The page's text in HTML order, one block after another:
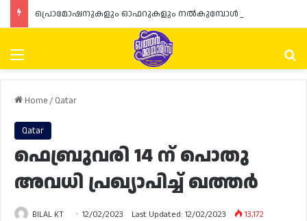
Menu
Home/ Qatar
Qatar
ഫെബ്രുവരി 14 ന് പൊതു
അവധി പ്രഖ്യാപിച്ച് ഖത്തർ
BILAL KT 12/02/2023 Last Updated: 12/02/2023
13,172